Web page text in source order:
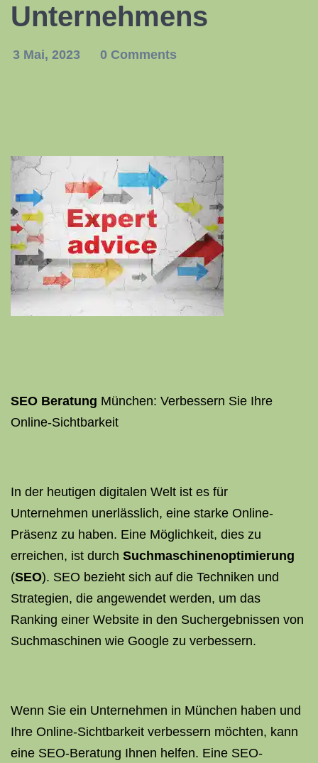
Unternehmens
3 Mai, 2023 0 Comments
SEO Beratung München: Verbessern Sie Ihre
Online-Sichtbarkeit
In der heutigen digitalen Welt ist es für
Unternehmen unerlässlich, eine starke Online-
Präsenz zu haben. Eine Möglichkeit, dies zu
erreichen, ist durch Suchmaschinenoptimierung
(SEO). SEO bezieht sich auf die Techniken und
Strategien, die angewendet werden, um das
Ranking einer Website in den Suchergebnissen von
Suchmaschinen wie Google zu verbessern.
Wenn Sie ein Unternehmen in München haben und
Ihre Online-Sichtbarkeit verbessern möchten, kann
eine SEO-Beratung Ihnen helfen. Eine SEO-